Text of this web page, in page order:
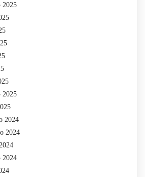
2025
2025
2024
2024
2024